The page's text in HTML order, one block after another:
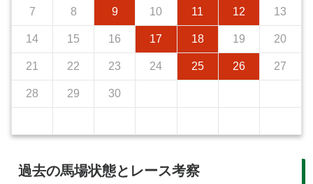
7 8 9 10 11 12 13
14 15 16 17 18 19 20
21 22 23 24 25 26 27
28 29 30
過去の馬場状態とレース考察